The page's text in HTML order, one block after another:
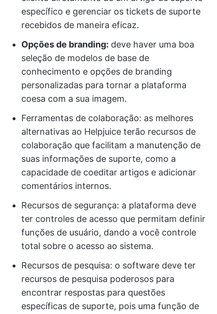
específico e gerenciar os tickets de suporte
recebidos de maneira eficaz.
Opções de branding: deve haver uma boa
seleção de modelos de base de
conhecimento e opções de branding
personalizadas para tornar a plataforma
coesa com a sua imagem.
Ferramentas de colaboração: as melhores
alternativas ao Helpjuice terão recursos de
colaboração que facilitam a manutenção de
suas informações de suporte, como a
capacidade de coeditar artigos e adicionar
comentários internos.
Recursos de segurança: a plataforma deve
ter controles de acesso que permitam definir
funções de usuário, dando a você controle
total sobre o acesso ao sistema.
Recursos de pesquisa: o software deve ter
recursos de pesquisa poderosos para
encontrar respostas para questões
específicas de suporte, pois uma função de